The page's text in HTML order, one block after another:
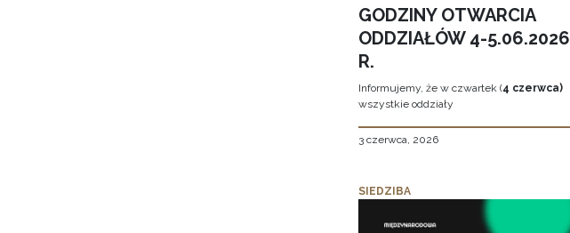
GODZINY OTWARCIA
ODDZIAŁÓW 4-5.06.2026
R.
Informujemy, że w czwartek (4 czerwca)
wszystkie oddziały
3 czerwca, 2026
SIEDZIBA